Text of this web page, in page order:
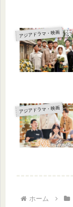
アジアドラマ・映画
アジアドラマ・映画
ホーム